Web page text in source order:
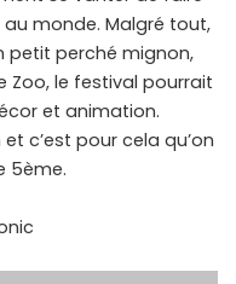
au monde. Malgré tout,
petit perché mignon,
Zoo, le festival pourrait
et animation.
c’est pour cela qu’on
5ème.